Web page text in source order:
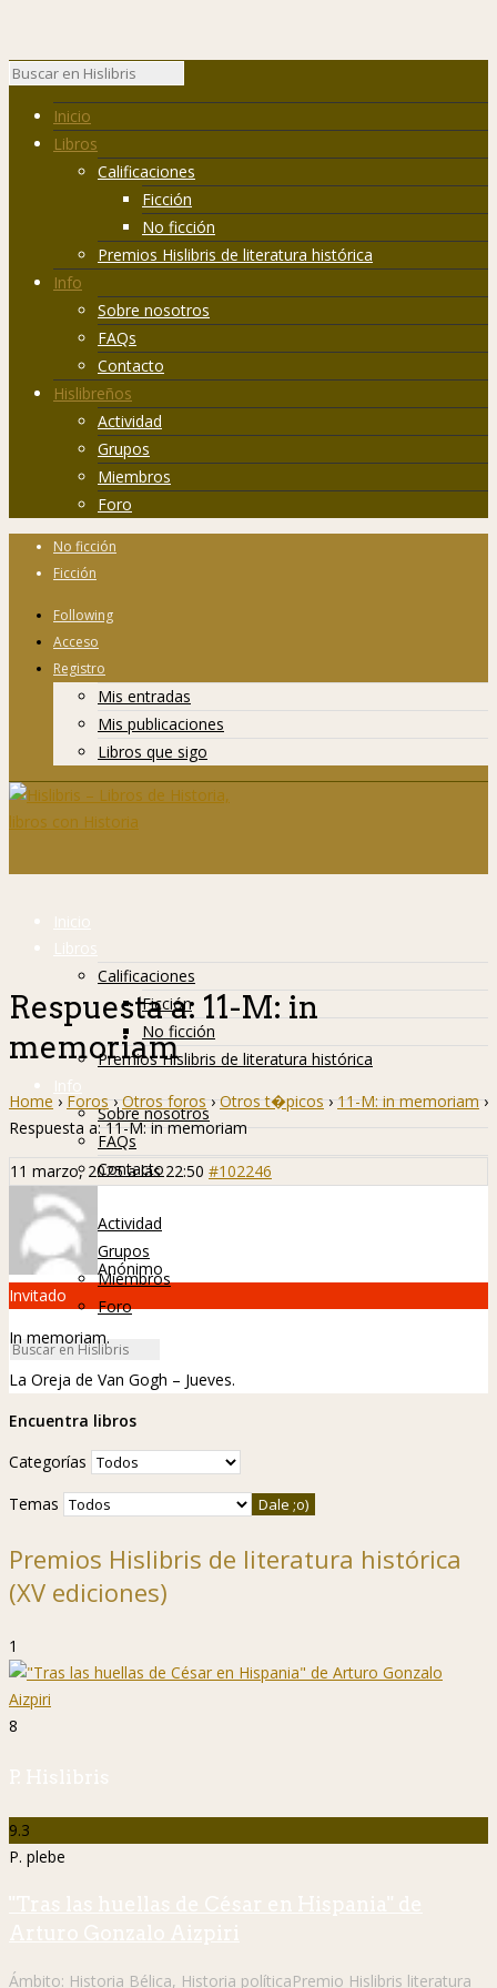
Inicio
Libros
Calificaciones
Ficción
No ficción
Premios Hislibris de literatura histórica
Info
Sobre nosotros
FAQs
Contacto
Hislibreños
Actividad
Grupos
Miembros
Foro
No ficción
Ficción
Following
Acceso
Registro
Mis entradas
Mis publicaciones
Libros que sigo
Inicio
Libros
Calificaciones
Ficción
No ficción
Premios Hislibris de literatura histórica
Info
Sobre nosotros
FAQs
Contacto
Hislibreños
Actividad
Grupos
Miembros
Foro
Respuesta a: 11-M: in
memoriam
Home › Foros › Otros foros › Otros t�picos › 11-M: in memoriam ›
Respuesta a: 11-M: in memoriam
11 marzo, 2025 a las 22:50 #102246
Anónimo
Invitado
In memoriam.
La Oreja de Van Gogh – Jueves.
Encuentra libros
Categorías
Temas
Premios Hislibris de literatura histórica
(XV ediciones)
1
8
P. Hislibris
9.3
P. plebe
"Tras las huellas de César en Hispania" de
Arturo Gonzalo Aizpiri
Ámbito: Historia Bélica, Historia políticaPremio Hislibris literatura